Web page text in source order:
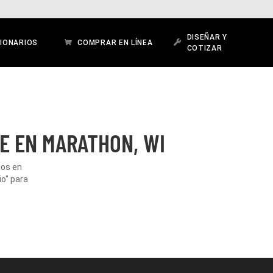
COMPRAR EN LÍNEA
DISEÑAR Y
COTIZAR
EN MARATHON, WI
en
para